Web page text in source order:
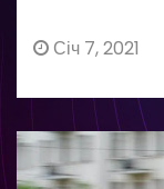
Січ 7, 2021